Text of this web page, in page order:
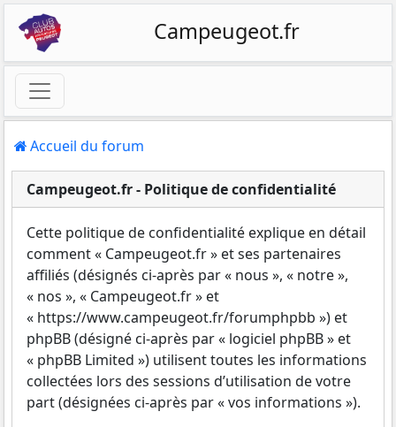
Campeugeot.fr
Accueil du forum
Campeugeot.fr - Politique de confidentialité
Cette politique de confidentialité explique en détail
comment « Campeugeot.fr » et ses partenaires
affiliés (désignés ci-après par « nous », « notre »,
« nos », « Campeugeot.fr » et
« https://www.campeugeot.fr/forumphpbb ») et
phpBB (désigné ci-après par « logiciel phpBB » et
« phpBB Limited ») utilisent toutes les informations
collectées lors des sessions d’utilisation de votre
part (désignées ci-après par « vos informations »).